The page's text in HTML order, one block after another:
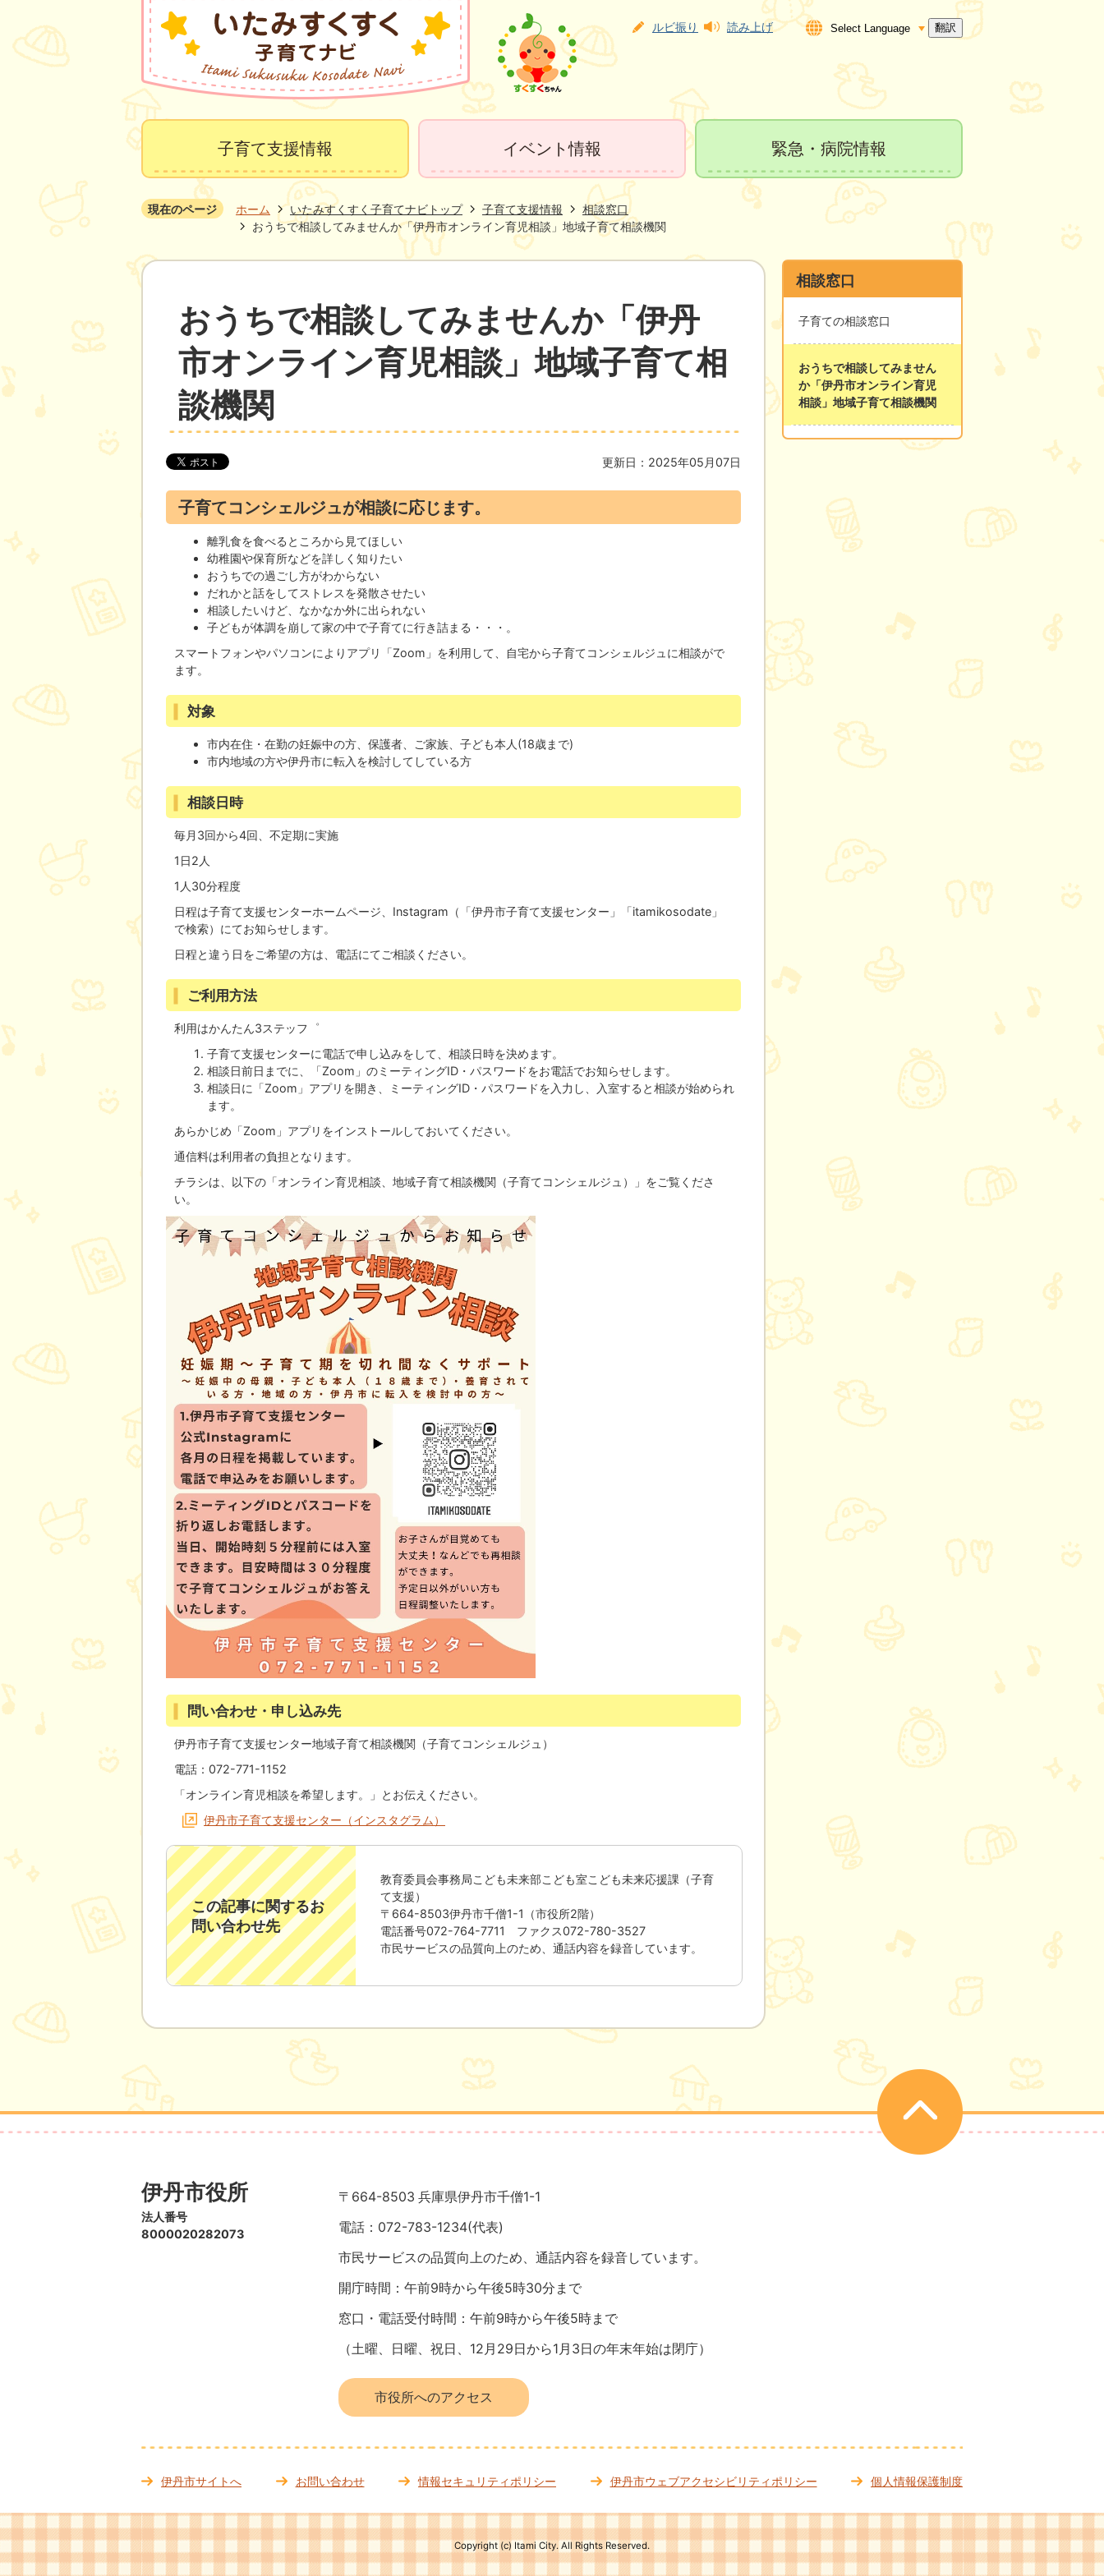
ルビ振り 読み上げ 翻訳
子育て支援情報 イベント情報 緊急・病院情報
現在のページ ホーム いたみすくすく子育てナビトップ 子育て支援情報
相談窓口
おうちで相談してみませんか「伊丹市オンライン育児相談」地域子育て相談機関
おうちで相談してみませんか「伊丹
市オンライン育児相談」地域子育て相
談機関
更新日：2025年05月07日
子育てコンシェルジュが相談に応じます。
離乳食を食べるところから見てほしい
幼稚園や保育所などを詳しく知りたい
おうちでの過ごし方がわからない
だれかと話をしてストレスを発散させたい
相談したいけど、なかなか外に出られない
子どもが体調を崩して家の中で子育てに行き詰まる・・・。
スマートフォンやパソコンによりアプリ「Zoom」を利用して、自宅から子育てコンシェルジュに相談がで
ます。
対象
市内在住・在勤の妊娠中の方、保護者、ご家族、子ども本人(18歳まで)
市内地域の方や伊丹市に転入を検討してしている方
相談日時
毎月3回から4回、不定期に実施
1日2人
1人30分程度
日程は子育て支援センターホームページ、Instagram（「伊丹市子育て支援センター」「itamikosodate」
で検索）にてお知らせします。
日程と違う日をご希望の方は、電話にてご相談ください。
ご利用方法
利用はかんたん3ステッフ゜
子育て支援センターに電話で申し込みをして、相談日時を決めます。
相談日前日までに、「Zoom」のミーティングID・パスワードをお電話でお知らせします。
相談日に「Zoom」アプリを開き、ミーティングID・パスワードを入力し、入室すると相談が始められ
ます。
あらかじめ「Zoom」アプリをインストールしておいてください。
通信料は利用者の負担となります。
チラシは、以下の「オンライン育児相談、地域子育て相談機関（子育てコンシェルジュ）」をご覧くださ
い。
問い合わせ・申し込み先
伊丹市子育て支援センター地域子育て相談機関（子育てコンシェルジュ）
電話：072-771-1152
「オンライン育児相談を希望します。」とお伝えください。
伊丹市子育て支援センター（インスタグラム）
この記事に関するお
問い合わせ先
教育委員会事務局こども未来部こども室こども未来応援課（子育
て支援）
〒664-8503伊丹市千僧1-1（市役所2階）
電話番号072-764-7711 ファクス072-780-3527
市民サービスの品質向上のため、通話内容を録音しています。
相談窓口
子育ての相談窓口
おうちで相談してみません
か「伊丹市オンライン育児
相談」地域子育て相談機関
伊丹市役所
法人番号
8000020282073
〒664-8503 兵庫県伊丹市千僧1-1
電話：072-783-1234(代表)
市民サービスの品質向上のため、通話内容を録音しています。
開庁時間：午前9時から午後5時30分まで
窓口・電話受付時間：午前9時から午後5時まで
（土曜、日曜、祝日、12月29日から1月3日の年末年始は閉庁）
市役所へのアクセス
伊丹市サイトへ お問い合わせ 情報セキュリティポリシー 伊丹市ウェブアクセシビリティポリシー 個人情報保護制度
Copyright (c) Itami City. All Rights Reserved.